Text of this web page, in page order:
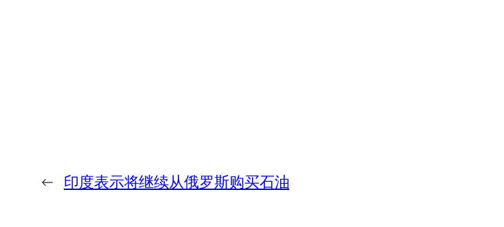
← 印度表示将继续从俄罗斯购买石油